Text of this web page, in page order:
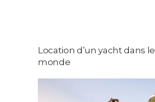
Location d’un yacht dans le
monde